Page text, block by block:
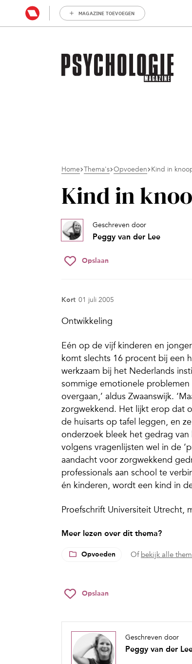
MAGAZINE TOEVOEGEN
Home Thema's Opvoeden Kind in
Kind in
Geschreven door
Peggy van der Lee
Opslaan
Kort 01 juli 2005
Ontwikkeling
Eén op de vijf kinderen en
komt slechts 16 procent bij een
werkzaam bij het Nederlands
sommige emotionele
overgaan,’ aldus Zwaanswijk.
zorgwekkend. Het lijkt erop dat
de huisarts op tafel leggen, en
onderzoek bleek het gedrag
volgens vragenlijsten wel in de
aandacht voor zorgwekkend
professionals aan school te
én kinderen, wordt een kind in
Proefschrift Universiteit Utrecht,
Meer lezen over dit thema?
Opvoeden Of bekijk alle
Opslaan
Geschreven door
Peggy van der